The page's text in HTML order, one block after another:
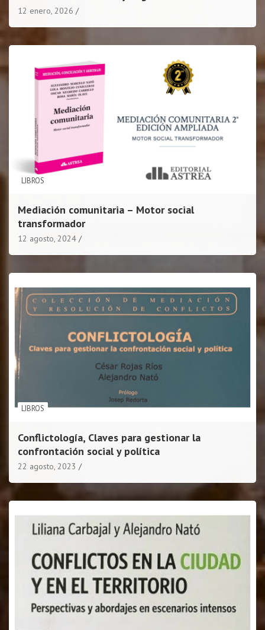
12 enero, 2026
LIBROS
Mediación comunitaria – Motor social
transformador
12 agosto, 2024
LIBROS
Conflictología, Claves para gestionar la
confrontación social y política
22 agosto, 2023